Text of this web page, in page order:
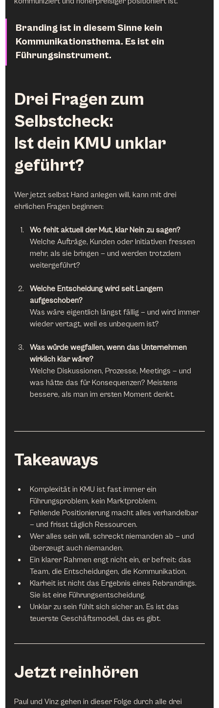
Branding ist in diesem Sinne kein
Kommunikationsthema. Es ist ein
Führungsinstrument.
Drei Fragen zum
Selbstcheck:
Ist dein KMU unklar
geführt?
Wer jetzt selbst Hand anlegen will, kann mit drei
ehrlichen Fragen beginnen:
Wo fehlt aktuell der Mut, klar Nein zu sagen?
Welche Aufträge, Kunden oder Initiativen fressen
mehr, als sie bringen — und werden trotzdem
weitergeführt?
Welche Entscheidung wird seit Langem
aufgeschoben?
Was wäre eigentlich längst fällig — und wird immer
wieder vertagt, weil es unbequem ist?
Was würde wegfallen, wenn das Unternehmen
wirklich klar wäre?
Welche Diskussionen, Prozesse, Meetings — und
was hätte das für Konsequenzen? Meistens
bessere, als man im ersten Moment denkt.
Takeaways
Komplexität in KMU ist fast immer ein
Führungsproblem, kein Marktproblem.
Fehlende Positionierung macht alles verhandelbar
— und frisst täglich Ressourcen.
Wer alles sein will, schreckt niemanden ab — und
überzeugt auch niemanden.
Ein klarer Rahmen engt nicht ein, er befreit: das
Team, die Entscheidungen, die Kommunikation.
Klarheit ist nicht das Ergebnis eines Rebrandings.
Sie ist eine Führungsentscheidung.
Unklar zu sein fühlt sich sicher an. Es ist das
teuerste Geschäftsmodell, das es gibt.
Jetzt reinhören
Paul und Vinz gehen in dieser Folge durch alle drei